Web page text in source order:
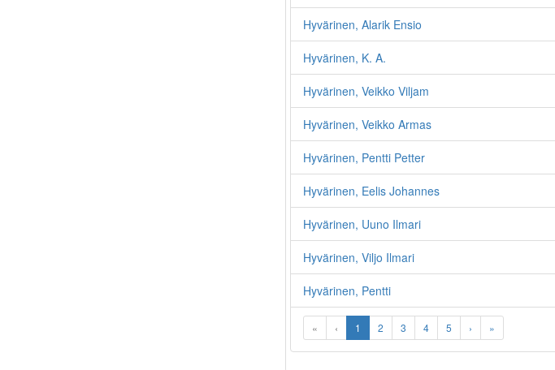
Hyvärinen, Alarik Ensio
Hyvärinen, K. A.
Hyvärinen, Veikko Viljam
Hyvärinen, Veikko Armas
Hyvärinen, Pentti Petter
Hyvärinen, Eelis Johannes
Hyvärinen, Uuno Ilmari
Hyvärinen, Viljo Ilmari
Hyvärinen, Pentti
« ‹ 1 2 3 4 5 › »